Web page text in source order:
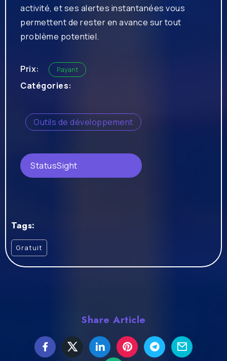
activité, et ses alertes instantanées vous
permettent de rester en avance sur tout
problème potentiel.
Prix: Payant
Catégories:
Outils de développement
StatusSight
Tags:
Gratuit
Share Article